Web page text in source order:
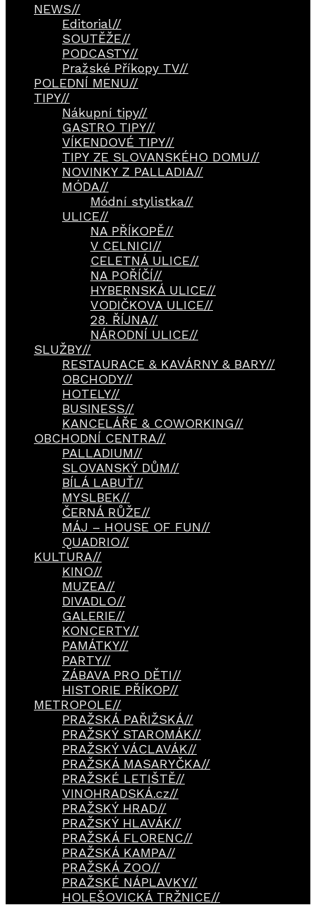
NEWS//
Editorial//
SOUTĚŽE//
PODCASTY//
Pražské Příkopy TV//
POLEDNÍ MENU//
TIPY//
Nákupní tipy//
GASTRO TIPY//
VÍKENDOVÉ TIPY//
TIPY ZE SLOVANSKÉHO DOMU//
NOVINKY Z PALLADIA//
MÓDA//
Módní stylistka//
ULICE//
NA PŘÍKOPĚ//
V CELNICI//
CELETNÁ ULICE//
NA POŘÍČÍ//
HYBERNSKÁ ULICE//
VODIČKOVA ULICE//
28. ŘÍJNA//
NÁRODNÍ ULICE//
SLUŽBY//
RESTAURACE & KAVÁRNY & BARY//
OBCHODY//
HOTELY//
BUSINESS//
KANCELÁŘE & COWORKING//
OBCHODNÍ CENTRA//
PALLADIUM//
SLOVANSKÝ DŮM//
BÍLÁ LABUŤ//
MYSLBEK//
ČERNÁ RŮŽE//
MÁJ – HOUSE OF FUN//
QUADRIO//
KULTURA//
KINO//
MUZEA//
DIVADLO//
GALERIE//
KONCERTY//
PAMÁTKY//
PARTY//
ZÁBAVA PRO DĚTI//
HISTORIE PŘÍKOP//
METROPOLE//
PRAŽSKÁ PAŘIŽSKÁ//
PRAŽSKÝ STAROMÁK//
PRAŽSKÝ VÁCLAVÁK//
PRAŽSKÁ MASARYČKA//
PRAŽSKÉ LETIŠTĚ//
VINOHRADSKÁ.cz//
PRAŽSKÝ HRAD//
PRAŽSKÝ HLAVÁK//
PRAŽSKÁ FLORENC//
PRAŽSKÁ KAMPA//
PRAŽSKÁ ZOO//
PRAŽSKÉ NÁPLAVKY//
HOLEŠOVICKÁ TRŽNICE//